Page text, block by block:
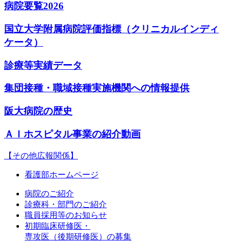
病院要覧2026
国立大学附属病院評価指標（クリニカルインディ
ケータ）
診療等実績データ
集団接種・職域接種実施機関への情報提供
阪大病院の歴史
ＡＩホスピタル事業の紹介動画
【その他広報関係】
看護部ホームページ
病院のご紹介
診療科・部門のご紹介
職員採用等のお知らせ
初期臨床研修医・
専攻医（後期研修医）の募集